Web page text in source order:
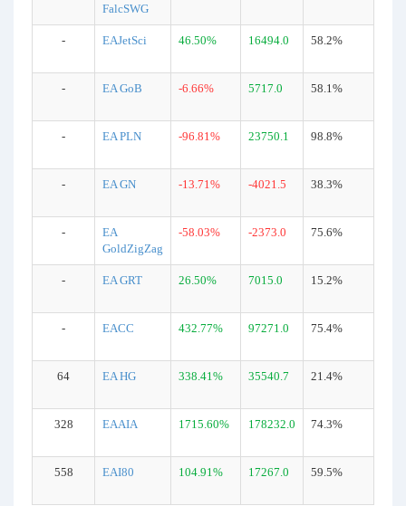
FalcSWG
- EAJetSci 46.50% 16494.0 58.2%
- EA GoB -6.66% 5717.0 58.1%
- EA PLN -96.81% 23750.1 98.8%
- EA GN -13.71% -4021.5 38.3%
-
EA
GoldZigZag
-58.03% -2373.0 75.6%
- EA GRT 26.50% 7015.0 15.2%
- EACC 432.77% 97271.0 75.4%
64 EA HG 338.41% 35540.7 21.4%
328 EAAIA 1715.60% 178232.0 74.3%
558 EAI80 104.91% 17267.0 59.5%